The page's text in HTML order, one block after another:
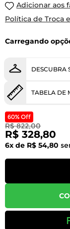
Adicionar aos
Política de Troca
Carregando
DESCUBRA
TABELA DE
60% Off
R$ 822,00
R$ 328,80
6x de R$ 54,80